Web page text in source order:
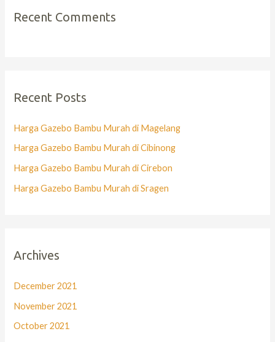
Recent Comments
Recent Posts
Harga Gazebo Bambu Murah di Magelang
Harga Gazebo Bambu Murah di Cibinong
Harga Gazebo Bambu Murah di Cirebon
Harga Gazebo Bambu Murah di Sragen
Archives
December 2021
November 2021
October 2021